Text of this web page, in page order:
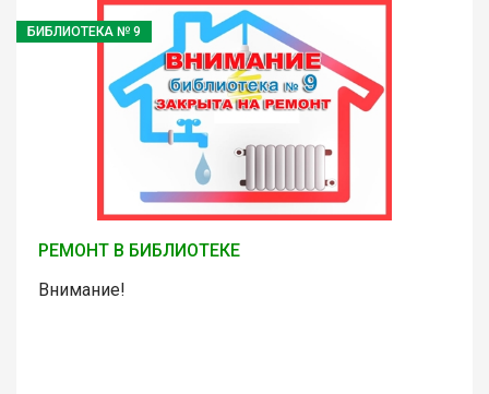
БИБЛИОТЕКА № 9
РЕМОНТ В БИБЛИОТЕКЕ
Внимание!